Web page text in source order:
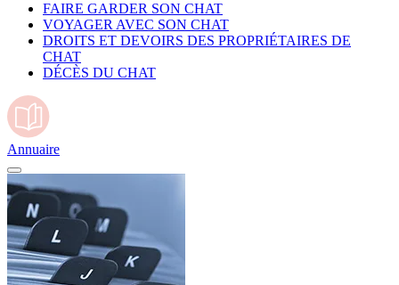
FAIRE GARDER SON CHAT
VOYAGER AVEC SON CHAT
DROITS ET DEVOIRS DES PROPRIÉTAIRES DE
CHAT
DÉCÈS DU CHAT
Annuaire